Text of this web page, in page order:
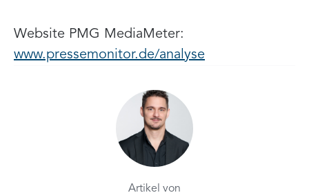
Website PMG MediaMeter:
www.pressemonitor.de/analyse
Artikel von